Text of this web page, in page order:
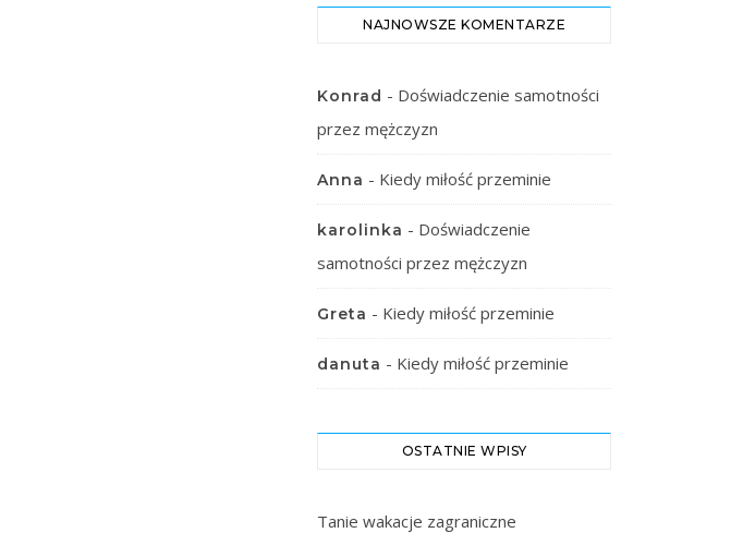
NAJNOWSZE KOMENTARZE
Konrad - Doświadczenie samotności
przez mężczyzn
Anna - Kiedy miłość przeminie
karolinka - Doświadczenie
samotności przez mężczyzn
Greta - Kiedy miłość przeminie
danuta - Kiedy miłość przeminie
OSTATNIE WPISY
Tanie wakacje zagraniczne